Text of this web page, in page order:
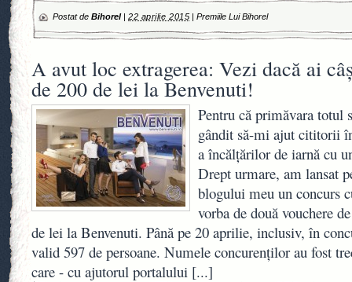
Postat de Bihorel| 22 aprilie 2015 |Premiile Lui Bihorel
A avut loc extragerea: Vezi dacă ai
de 200 de lei la Benvenuti!
Pentru că primăvara totul
gândit să-mi ajut cititorii
a încălţărilor de iarnă cu
Drept urmare, am lansat
blogului meu un concurs
vorba de două vouchere
de lei la Benvenuti. Până pe 20 aprilie, inclusiv, în
valid 597 de persoane. Numele concurenţilor au fost
care - cu ajutorul portalului [...]